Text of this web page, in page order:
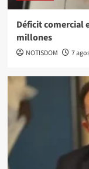
Déficit comercial
millones
NOTISDOM 7